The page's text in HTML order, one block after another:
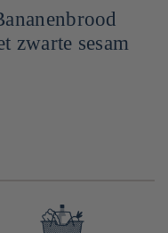
zwarte sesam